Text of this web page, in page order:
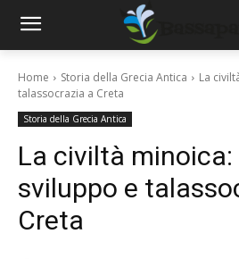
Home Storia della Grecia Antica
La
talassocrazia a Creta
Storia della Grecia Antica
La civiltà minoica:
sviluppo e
Creta